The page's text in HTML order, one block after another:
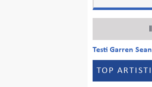
Testi Garren Sean
TOP ARTISTI